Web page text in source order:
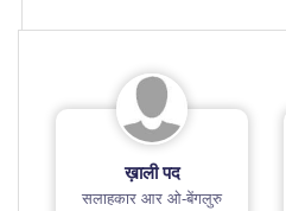
ख़ाली पद
सलाहकार आर ओ-बेंगलुरु